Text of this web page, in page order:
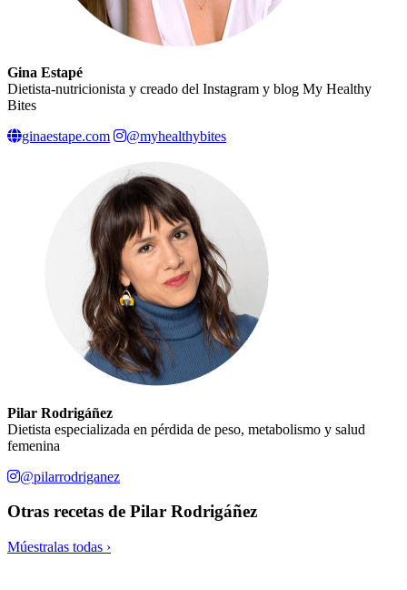
Gina Estapé
Dietista-nutricionista y creado del Instagram y blog My Healthy
Bites
ginaestape.com
@myhealthybites
Pilar Rodrigáñez
Dietista especializada en pérdida de peso, metabolismo y salud
femenina
@pilarrodriganez
Otras recetas de Pilar Rodrigáñez
Múestralas todas ›